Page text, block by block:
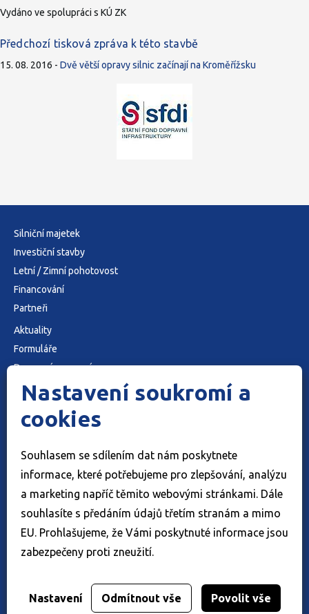
Vydáno ve spolupráci s KÚ ZK
Předchozí tisková zpráva k této stavbě
15. 08. 2016 - Dvě větší opravy silnic začínají na Kroměřížsku
Silniční majetek
Investiční stavby
Letní / Zimní pohotovost
Financování
Partneři
Aktuality
Formuláře
Dopravní omezení
O nás
Cookies
Adresa: K Majáku 5001 , 760 01 Zlín
E-mail: podatelna@rszk.cz
© 2022 Ředitelství silnic Zlínského kraje, příspěvková
Web přivedlo k životu
Nastavení soukromí a
cookies
Souhlasem se sdílením dat nám poskytnete
informace, které potřebujeme pro zlepšování, analýzu
a marketing napříč těmito webovými stránkami. Dále
souhlasíte s předáním údajů třetím stranám a mimo
EU. Prohlašujeme, že Vámi poskytnuté informace jsou
zabezpečeny proti zneužití.
Nastavení Odmítnout vše Povolit vše